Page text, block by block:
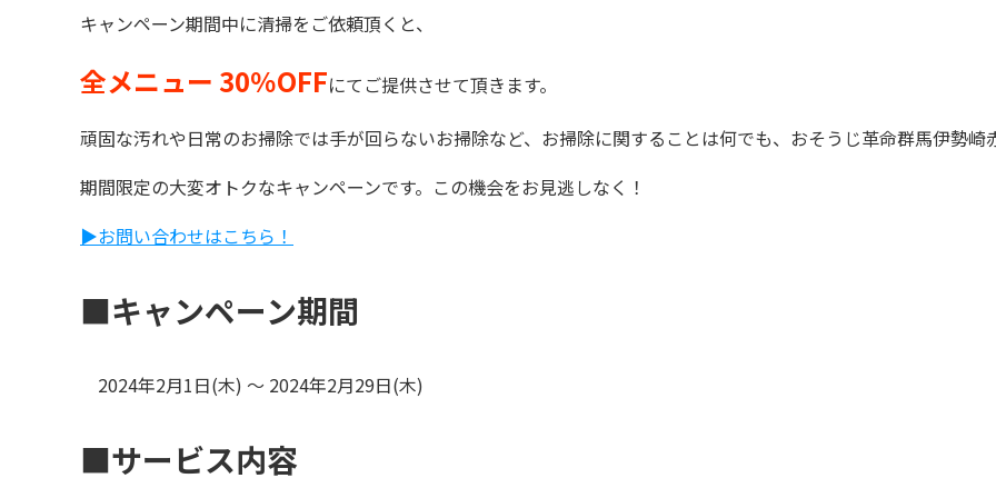
キャンペーン期間中に清掃をご依頼頂くと、
全メニュー 30％OFFにてご提供させて頂きます。
頑固な汚れや日常のお掃除では手が回らないお掃除など、お掃除に関することは何でも、おそうじ革命群馬伊勢崎
期間限定の大変オトクなキャンペーンです。この機会をお見逃しなく！
▶︎お問い合わせはこちら！
■キャンペーン期間
2024年2月1日(木) 〜 2024年2月29日(木)
■サービス内容